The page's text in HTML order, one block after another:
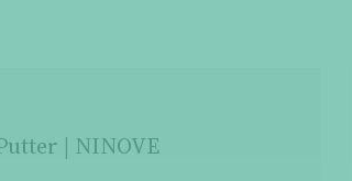
| NINOVE